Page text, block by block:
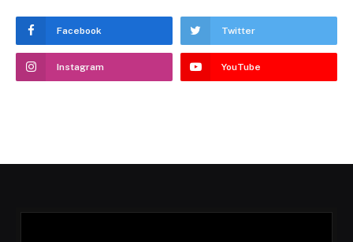
Facebook Twitter
Instagram YouTube